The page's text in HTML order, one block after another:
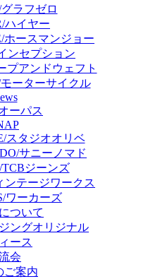
グラフゼロ
ハイヤー
ホースマンジョー
ンセプション
プアンドウェフト
ーターサイクル
ーパス
スタジオオリベ
サニーノマド
ジーンズ
ンテージワークス
ワーカーズ
ついて
ングオリジナル
ース
会
ご案内